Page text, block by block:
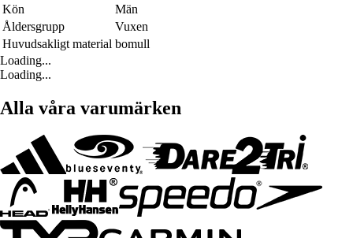
Kön
Män
Åldersgrupp
Vuxen
Huvudsakligt material bomull
Loading...
Loading...
Alla våra varumärken